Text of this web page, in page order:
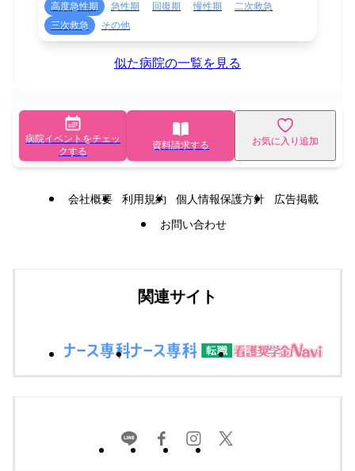
高度急性期 急性期 回復期 慢性期
二次救急
三次救急
その他
似た病院の一覧を見る
病院イベントをチェッ
クする
資料請求する お気に入り追加
会社概要 利用規約 個人情報保護方針
広告掲載
お問い合わせ
関連サイト